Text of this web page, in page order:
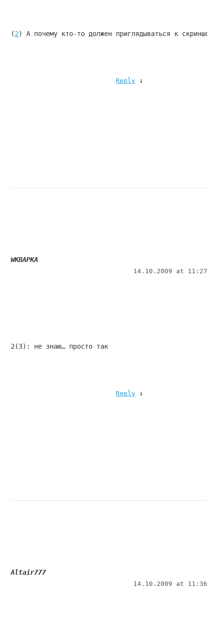
(2) А почему кто-то должен приглядываться к
Reply ↓
WKBAPKA
14.10.2009 at 11:27
2(3): не знаю… просто так
Reply ↓
Altair777
14.10.2009 at 11:36